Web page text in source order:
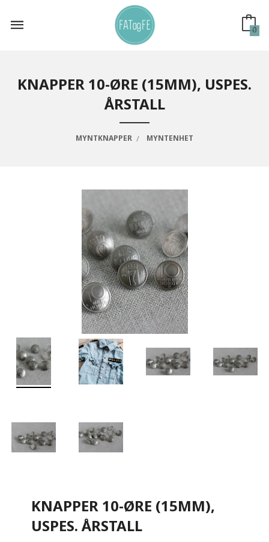
innholdet
0
KNAPPER 10-ØRE (15MM), USPES.
ÅRSTALL
MYNTKNAPPER MYNTENHET
KNAPPER 10-ØRE (15MM),
USPES. ÅRSTALL